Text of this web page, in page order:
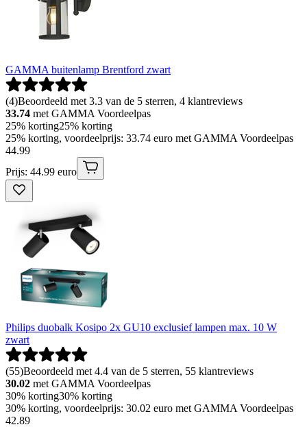
GAMMA buitenlamp Brentford zwart
(4)Beoordeeld met 3.3 van de 5 sterren, 4 klantreviews
33.74 met GAMMA Voordeelpas
25% korting25% korting
25% korting, voordeelprijs: 33.74 euro met GAMMA Voordeelpas
44.99
Prijs: 44.99 euro
Philips duobalk Kosipo 2x GU10 exclusief lampen max. 10 W
zwart
(55)Beoordeeld met 4.4 van de 5 sterren, 55 klantreviews
30.02 met GAMMA Voordeelpas
30% korting30% korting
30% korting, voordeelprijs: 30.02 euro met GAMMA Voordeelpas
42.89